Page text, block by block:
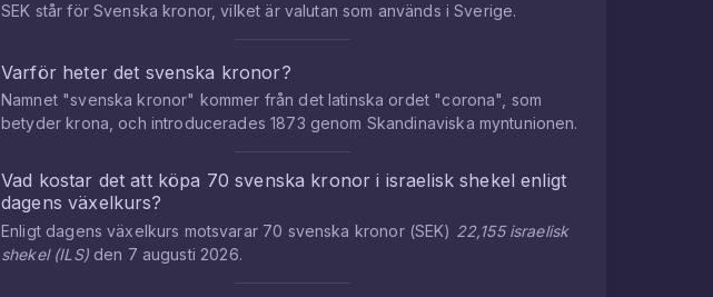
SEK står för Svenska kronor, vilket är valutan som används i Sverige.
Varför heter det svenska kronor?
Namnet "svenska kronor" kommer från det latinska ordet "corona", som
betyder krona, och introducerades 1873 genom Skandinaviska myntunionen.
Vad kostar det att köpa 70svenska kronor i israelisk shekel enligt
dagens växelkurs?
Enligt dagens växelkurs motsvarar 70 svenska kronor(SEK) 22,155 israelisk
shekel(ILS)den 7 augusti 2026.